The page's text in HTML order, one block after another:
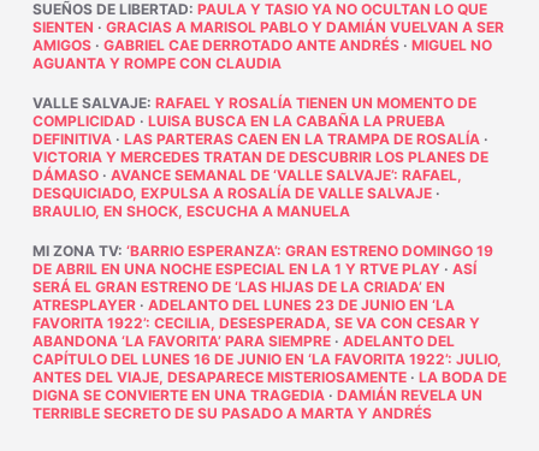
SUEÑOS DE LIBERTAD: PAULA Y TASIO YA NO OCULTAN LO QUE
SIENTEN · GRACIAS A MARISOL PABLO Y DAMIÁN VUELVAN A SER
AMIGOS· GABRIEL CAE DERROTADO ANTE ANDRÉS· MIGUEL NO
AGUANTA Y ROMPE CON CLAUDIA
VALLE SALVAJE: RAFAEL Y ROSALÍA TIENEN UN MOMENTO DE
COMPLICIDAD · LUISA BUSCA EN LA CABAÑA LA PRUEBA
DEFINITIVA· LAS PARTERAS CAEN EN LA TRAMPA DE ROSALÍA·
VICTORIA Y MERCEDES TRATAN DE DESCUBRIR LOS PLANES DE
DÁMASO· AVANCE SEMANAL DE ‘VALLE SALVAJE’: RAFAEL,
DESQUICIADO, EXPULSA A ROSALÍA DE VALLE SALVAJE·
BRAULIO, EN SHOCK, ESCUCHA A MANUELA
MI ZONA TV: ‘BARRIO ESPERANZA’: GRAN ESTRENO DOMINGO 19
DE ABRIL EN UNA NOCHE ESPECIAL EN LA 1 Y RTVE PLAY· ASÍ
SERÁ EL GRAN ESTRENO DE ‘LAS HIJAS DE LA CRIADA’ EN
ATRESPLAYER· ADELANTO DEL LUNES 23 DE JUNIO EN ‘LA
FAVORITA 1922’: CECILIA, DESESPERADA, SE VA CON CESAR Y
ABANDONA ‘LA FAVORITA’ PARA SIEMPRE· ADELANTO DEL
CAPÍTULO DEL LUNES 16 DE JUNIO EN ‘LA FAVORITA 1922’: JULIO,
ANTES DEL VIAJE, DESAPARECE MISTERIOSAMENTE· LA BODA DE
DIGNA SE CONVIERTE EN UNA TRAGEDIA· DAMIÁN REVELA UN
TERRIBLE SECRETO DE SU PASADO A MARTA Y ANDRÉS